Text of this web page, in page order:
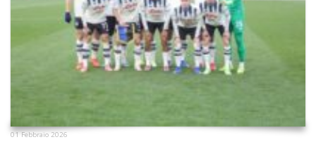
01 Febbraio 2026